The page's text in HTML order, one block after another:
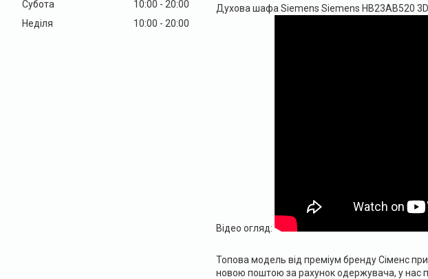
Субота
10:00
20:00
Неділя
10:00 20:00
Духова шафа Siemens Siemens HB23AB520 3D
Відео огляд:
Топова модель від преміум бренду Сіменс
новою поштою за рахунок одержувача, у нас